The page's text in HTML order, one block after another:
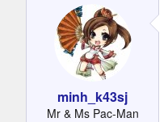
minh_k43sj
Mr & Ms Pac-Man